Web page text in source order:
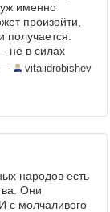
именно
произойти,
получается:
не в силах
природе,
— vitalidrobishev
народов есть
Они
с молчаливого